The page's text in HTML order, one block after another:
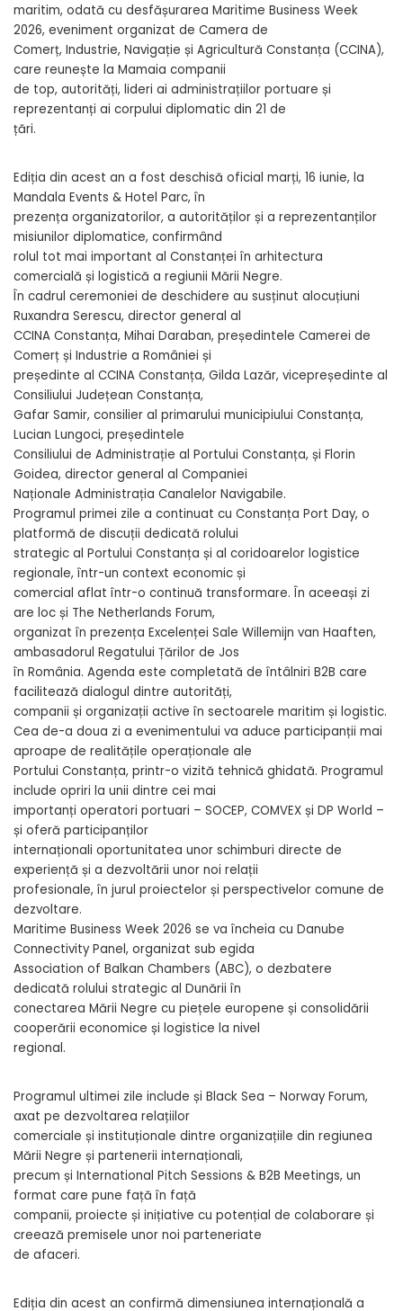
maritim, odată cu desfășurarea Maritime Business Week
2026, eveniment organizat de Camera de
Comerț, Industrie, Navigație și Agricultură Constanța (CCINA),
care reunește la Mamaia companii
de top, autorități, lideri ai administrațiilor portuare și
reprezentanți ai corpului diplomatic din 21 de
țări.
Ediția din acest an a fost deschisă oficial marți, 16 iunie, la
Mandala Events & Hotel Parc, în
prezența organizatorilor, a autorităților și a reprezentanților
misiunilor diplomatice, confirmând
rolul tot mai important al Constanței în arhitectura
comercială și logistică a regiunii Mării Negre.
În cadrul ceremoniei de deschidere au susținut alocuțiuni
Ruxandra Serescu, director general al
CCINA Constanța, Mihai Daraban, președintele Camerei de
Comerț și Industrie a României și
președinte al CCINA Constanța, Gilda Lazăr, vicepreședinte al
Consiliului Județean Constanța,
Gafar Samir, consilier al primarului municipiului Constanța,
Lucian Lungoci, președintele
Consiliului de Administrație al Portului Constanța, și Florin
Goidea, director general al Companiei
Naționale Administrația Canalelor Navigabile.
Programul primei zile a continuat cu Constanța Port Day, o
platformă de discuții dedicată rolului
strategic al Portului Constanța și al coridoarelor logistice
regionale, într-un context economic și
comercial aflat într-o continuă transformare. În aceeași zi
are loc și The Netherlands Forum,
organizat în prezența Excelenței Sale Willemijn van Haaften,
ambasadorul Regatului Țărilor de Jos
în România. Agenda este completată de întâlniri B2B care
facilitează dialogul dintre autorități,
companii și organizații active în sectoarele maritim și logistic.
Cea de-a doua zi a evenimentului va aduce participanții mai
aproape de realitățile operaționale ale
Portului Constanța, printr-o vizită tehnică ghidată. Programul
include opriri la unii dintre cei mai
importanți operatori portuari – SOCEP, COMVEX și DP World –
și oferă participanților
internaționali oportunitatea unor schimburi directe de
experiență și a dezvoltării unor noi relații
profesionale, în jurul proiectelor și perspectivelor comune de
dezvoltare.
Maritime Business Week 2026 se va încheia cu Danube
Connectivity Panel, organizat sub egida
Association of Balkan Chambers (ABC), o dezbatere
dedicată rolului strategic al Dunării în
conectarea Mării Negre cu piețele europene și consolidării
cooperării economice și logistice la nivel
regional.
Programul ultimei zile include și Black Sea – Norway Forum,
axat pe dezvoltarea relațiilor
comerciale și instituționale dintre organizațiile din regiunea
Mării Negre și partenerii internaționali,
precum și International Pitch Sessions & B2B Meetings, un
format care pune față în față
companii, proiecte și inițiative cu potențial de colaborare și
creează premisele unor noi parteneriate
de afaceri.
Ediția din acest an confirmă dimensiunea internațională a